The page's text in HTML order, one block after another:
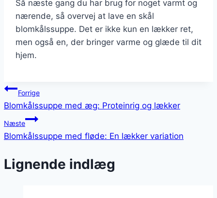
Så næste gang du har brug for noget varmt og
nærende, så overvej at lave en skål
blomkålssuppe. Det er ikke kun en lækker ret,
men også en, der bringer varme og glæde til dit
hjem.
Indlægsnavigation
Forrige
Blomkålssuppe med æg: Proteinrig og lækker
Næste
Blomkålssuppe med fløde: En lækker variation
Lignende indlæg